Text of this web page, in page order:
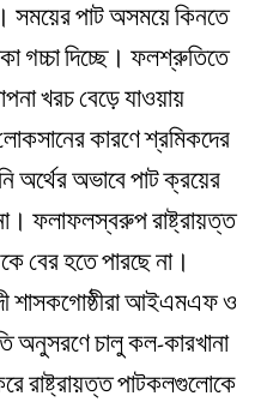
সময়ের পাট অসময়ে কিনতে
গচ্চা দিচ্ছে। ফলশ্রুতিতে
খরচ বেড়ে যাওয়ায়
কারণে শ্রমিকদের
অর্থের অভাবে পাট ক্রয়ের
ফলাফলস্বরুপ রাষ্ট্রায়ত্ত
বের হতে পারছে না।
শাসকগোষ্ঠীরা আইএমএফ ও
অনুসরণে চালু কল-কারখানা
রাষ্ট্রায়ত্ত পাটকলগুলোকে